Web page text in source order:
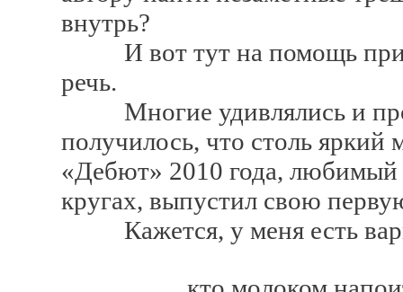
внутрь?
И вот тут на помощь
речь.
Многие удивлялись и
получилось, что столь яркий
«Дебют» 2010 года, любимый
кругах, выпустил свою
Кажется, у меня есть